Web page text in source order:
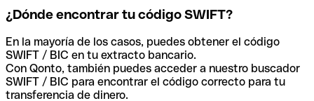
¿Dónde encontrar tu código SWIFT?
En la mayoría de los casos, puedes obtener el código
SWIFT / BIC en tu extracto bancario.
Con Qonto, también puedes acceder a nuestro buscador
SWIFT / BIC para encontrar el código correcto para tu
transferencia de dinero.